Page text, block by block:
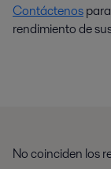
Contáctenos
rendimiento de
No coinciden los